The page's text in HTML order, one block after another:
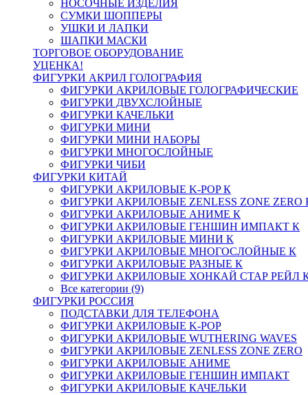
НОСОЧНЫЕ ИЗДЕЛИЯ
СУМКИ ШОППЕРЫ
УШКИ И ЛАПКИ
ШАПКИ МАСКИ
ТОРГОВОЕ ОБОРУДОВАНИЕ
УЦЕНКА!
ФИГУРКИ АКРИЛ ГОЛОГРАФИЯ
ФИГУРКИ АКРИЛОВЫЕ ГОЛОГРАФИЧЕСКИЕ
ФИГУРКИ ДВУХСЛОЙНЫЕ
ФИГУРКИ КАЧЕЛЬКИ
ФИГУРКИ МИНИ
ФИГУРКИ МИНИ НАБОРЫ
ФИГУРКИ МНОГОСЛОЙНЫЕ
ФИГУРКИ ЧИБИ
ФИГУРКИ КИТАЙ
ФИГУРКИ АКРИЛОВЫЕ K-POP К
ФИГУРКИ АКРИЛОВЫЕ ZENLESS ZONE ZERO
ФИГУРКИ АКРИЛОВЫЕ АНИМЕ К
ФИГУРКИ АКРИЛОВЫЕ ГЕНШИН ИМПАКТ К
ФИГУРКИ АКРИЛОВЫЕ МИНИ К
ФИГУРКИ АКРИЛОВЫЕ МНОГОСЛОЙНЫЕ К
ФИГУРКИ АКРИЛОВЫЕ РАЗНЫЕ К
ФИГУРКИ АКРИЛОВЫЕ ХОНКАЙ СТАР РЕЙЛ
Все категории (9)
ФИГУРКИ РОССИЯ
ПОДСТАВКИ ДЛЯ ТЕЛЕФОНА
ФИГУРКИ АКРИЛОВЫЕ K-POP
ФИГУРКИ АКРИЛОВЫЕ WUTHERING WAVES
ФИГУРКИ АКРИЛОВЫЕ ZENLESS ZONE ZERO
ФИГУРКИ АКРИЛОВЫЕ АНИМЕ
ФИГУРКИ АКРИЛОВЫЕ ГЕНШИН ИМПАКТ
ФИГУРКИ АКРИЛОВЫЕ КАЧЕЛЬКИ